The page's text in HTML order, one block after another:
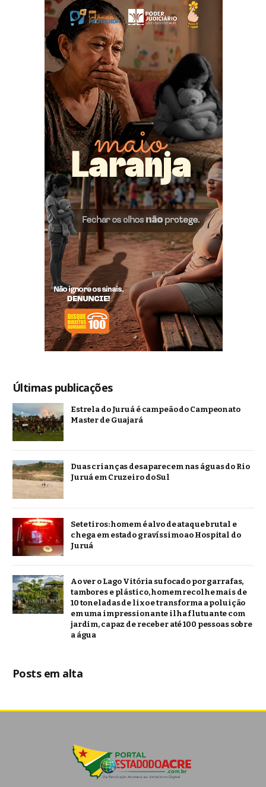
Últimas publicações
Estrela do Juruá é campeão do Campeonato
Master de Guajará
Duas crianças desaparecem nas águas do Rio
Juruá em Cruzeiro do Sul
Sete tiros: homem é alvo de ataque brutal e
chega em estado gravíssimo ao Hospital do
Juruá
Ao ver o Lago Vitória sufocado por garrafas,
tambores e plástico, homem recolhe mais de
10 toneladas de lixo e transforma a poluição
em uma impressionante ilha flutuante com
jardim, capaz de receber até 100 pessoas sobre
a água
Posts em alta